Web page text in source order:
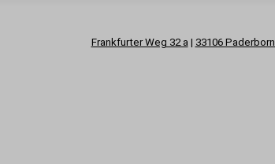
Frankfurter Weg 32 a | 33106 Paderborn